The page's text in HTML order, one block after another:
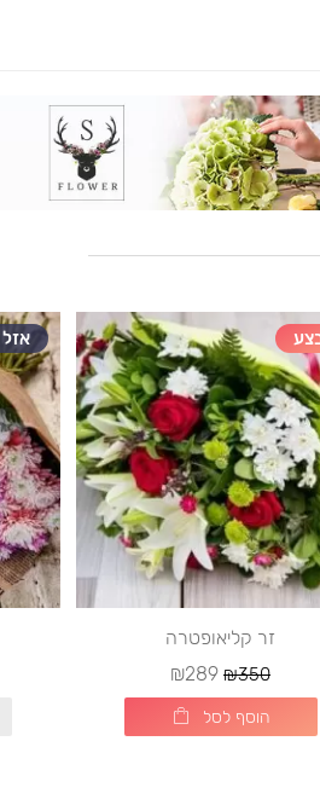
זר קליאופטרה
₪350
₪289
הוסף לסל